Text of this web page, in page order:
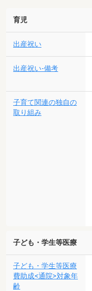
育児
出産祝い
出産祝い-備考
子育て関連の独自の
取り組み
子ども・学生等医療
子ども・学生等医療
費助成<通院>対象年
齢